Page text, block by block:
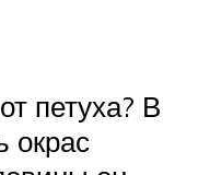
петуха? В
окрас